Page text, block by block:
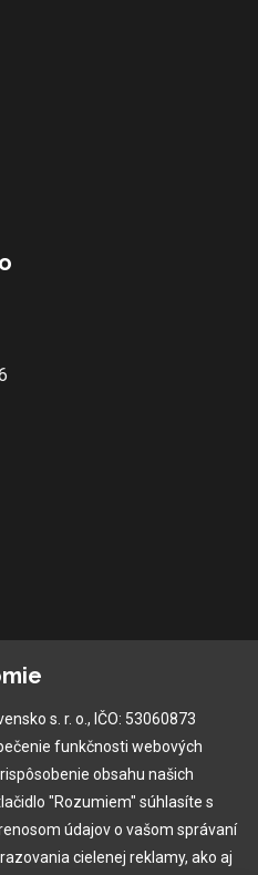
s. r. o., IČO: 53060873
funkčnosti webových
obsahu našich
"Rozumiem" súhlasíte s
údajov o vašom správaní
cielenej reklamy, ako aj